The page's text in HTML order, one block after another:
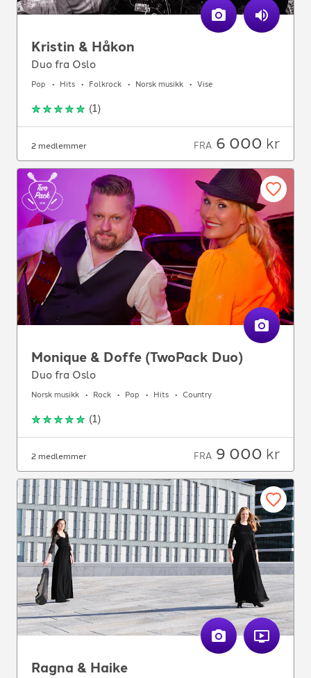
Kristin & Håkon
Duo fra Oslo
Pop Hits Folkrock Norsk musikk Vise
(1)
2 medlemmer FRA 6 000 kr
Monique & Doffe (TwoPack Duo)
Duo fra Oslo
Norsk musikk Rock Pop Hits Country
(1)
2 medlemmer FRA 9 000 kr
Ragna & Haike